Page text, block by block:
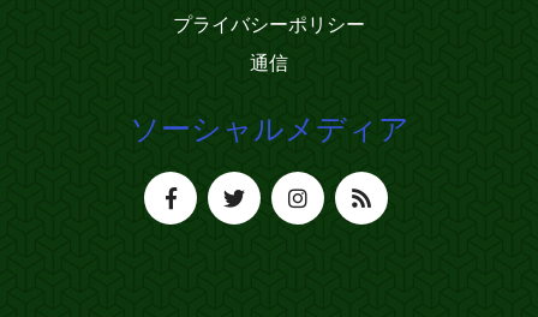
プライバシーポリシー
通信
ソーシャルメディア